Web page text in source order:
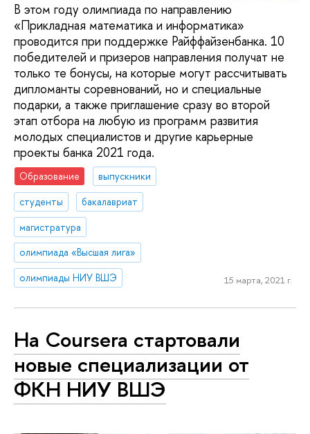
В этом году олимпиада по направлению
«Прикладная математика и информатика»
проводится при поддержке Райффайзенбанка. 10
победителей и призеров направления получат не
только те бонусы, на которые могут рассчитывать
дипломанты соревнований, но и специальные
подарки, а также приглашение сразу во второй
этап отбора на любую из программ развития
молодых специалистов и другие карьерные
проекты банка 2021 года.
Образование
выпускники
студенты
бакалавриат
магистратура
олимпиада «Высшая лига»
олимпиады НИУ ВШЭ
15 марта, 2021 г.
На Coursera стартовали
новые специализации от
ФКН НИУ ВШЭ